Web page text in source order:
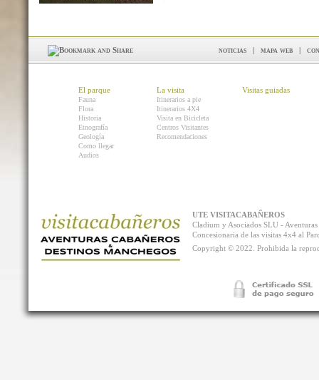
noticias | mapa web |
El parque
Fauna
Flora
Historia
Etnografía
Geología
Como llegar
Audios
La visita
Itinerarios a pie
Itinerarios 4X4
Visita en Bicicleta
Centros Visitantes
Recomendaciones
Visitas guiadas
UTE VISITACABAÑEROS
Cladium y Asociados SLU -
Concesionaria de las visitas 4x4 al
Copyright © 2022. Prohibida la